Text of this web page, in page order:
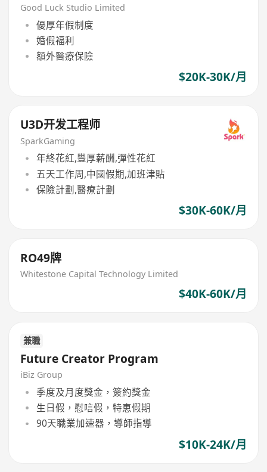
Good Luck Studio Limited
優厚年假制度
婚假福利
額外醫療保險
$20K-30K/月
U3D开发工程师
SparkGaming
年終花紅,豐厚薪酬,彈性花紅
五天工作周,中國假期,加班津貼
保險計劃,醫療計劃
$30K-60K/月
RO49牌
Whitestone Capital Technology Limited
$40K-60K/月
兼職
Future Creator Program
iBiz Group
季度及月度獎金，簽約獎金
生日假，慰唁假，特恵假期
90天職業加速器，導師指導
$10K-24K/月